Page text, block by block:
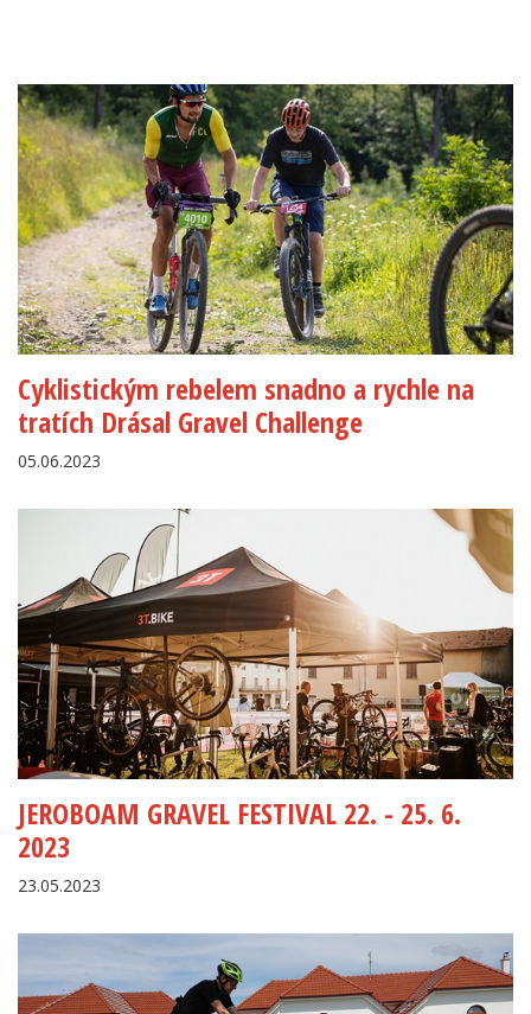
Cyklistickým rebelem snadno a rychle na
tratích Drásal Gravel Challenge
05.06.2023
JEROBOAM GRAVEL FESTIVAL 22. - 25. 6.
2023
23.05.2023